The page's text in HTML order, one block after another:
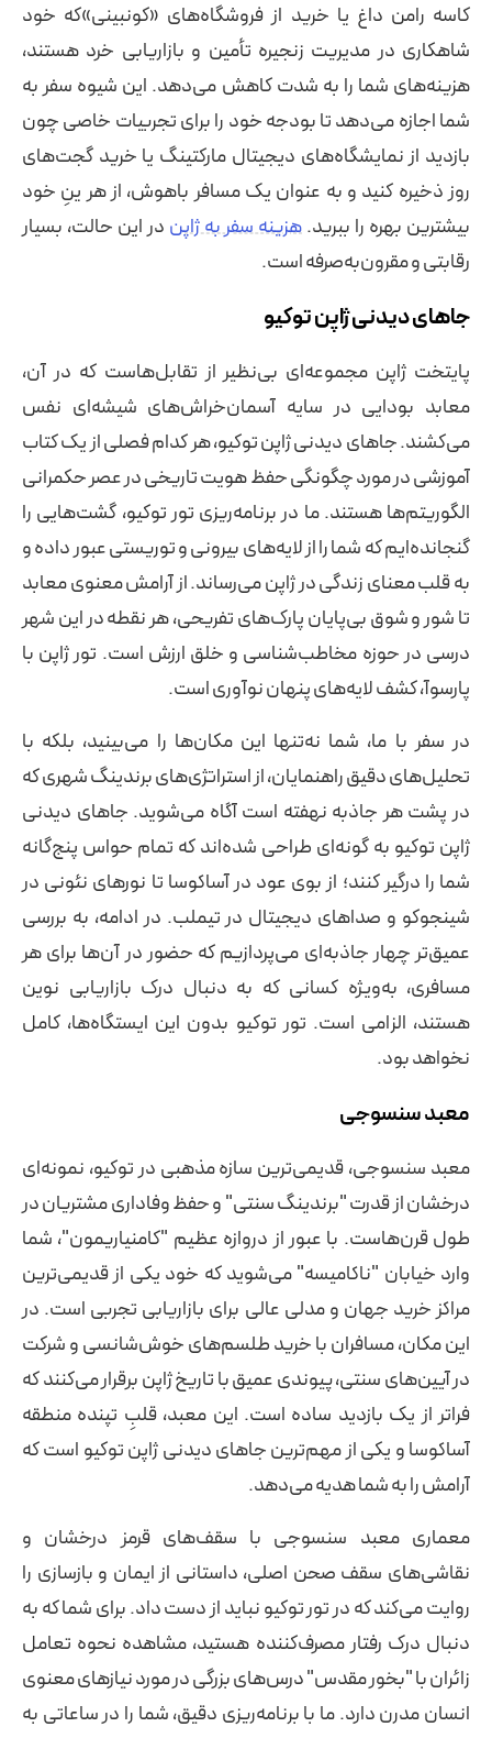
کاسه رامن داغ یا خرید از فروشگاه‌های «کونبینی»که خود
شاهکاری در مدیریت زنجیره تأمین و بازاریابی خرد هستند،
هزینه‌های شما را به شدت کاهش می‌دهد. این شیوه سفر به
شما اجازه می‌دهد تا بودجه خود را برای تجربیات خاصی چون
بازدید از نمایشگاه‌های دیجیتال مارکتینگ یا خرید گجت‌های
روز ذخیره کنید و به عنوان یک مسافر باهوش، از هر ینِ خود
بیشترین بهره را ببرید.هزینه سفر به ژاپن در این حالت، بسیار
رقابتی و مقرون‌به‌صرفه است.
جاهای دیدنی ژاپن توکیو
پایتخت ژاپن مجموعه‌ای بی‌نظیر از تقابل‌هاست که در آن،
معابد بودایی در سایه آسمان‌خراش‌های شیشه‌ای نفس
می‌کشند. جاهای دیدنی ژاپن توکیو، هر کدام فصلی از یک کتاب
آموزشی در مورد چگونگی حفظ هویت تاریخی در عصر حکمرانی
الگوریتم‌ها هستند. ما در برنامه‌ریزی تور توکیو، گشت‌هایی را
گنجانده‌ایم که شما را از لایه‌های بیرونی و توریستی عبور داده و
به قلب معنای زندگی در ژاپن می‌رساند. از آرامش معنوی معابد
تا شور و شوق بی‌پایان پارک‌های تفریحی، هر نقطه در این شهر
درسی در حوزه مخاطب‌شناسی و خلق ارزش است. تور ژاپن با
پارسوآ، کشف لایه‌های پنهان نوآوری است.
در سفر با ما، شما نه‌تنها این مکان‌ها را می‌بینید، بلکه با
تحلیل‌های دقیق راهنمایان، از استراتژی‌های برندینگ شهری که
در پشت هر جاذبه نهفته است آگاه می‌شوید. جاهای دیدنی
ژاپن توکیو به گونه‌ای طراحی شده‌اند که تمام حواس پنج‌گانه
شما را درگیر کنند؛ از بوی عود در آساکوسا تا نورهای نئونی در
شینجوکو و صداهای دیجیتال در تیملب. در ادامه، به بررسی
عمیق‌تر چهار جاذبه‌ای می‌پردازیم که حضور در آن‌ها برای هر
مسافری، به‌ویژه کسانی که به دنبال درک بازاریابی نوین
هستند، الزامی است. تور توکیو بدون این ایستگاه‌ها، کامل
نخواهد بود.
معبد سنسوجی
معبد سنسوجی، قدیمی‌ترین سازه مذهبی در توکیو، نمونه‌ای
درخشان از قدرت "برندینگ سنتی" و حفظ وفاداری مشتریان در
طول قرن‌هاست. با عبور از دروازه عظیم "کامنیاریمون"، شما
وارد خیابان "ناکامیسه" می‌شوید که خود یکی از قدیمی‌ترین
مراکز خرید جهان و مدلی عالی برای بازاریابی تجربی است. در
این مکان، مسافران با خرید طلسم‌های خوش‌شانسی و شرکت
در آیین‌های سنتی، پیوندی عمیق با تاریخ ژاپن برقرار می‌کنند که
فراتر از یک بازدید ساده است. این معبد، قلبِ تپنده منطقه
آساکوسا و یکی از مهم‌ترین جاهای دیدنی ژاپن توکیو است که
آرامش را به شما هدیه می‌دهد.
معماری معبد سنسوجی با سقف‌های قرمز درخشان و
نقاشی‌های سقف صحن اصلی، داستانی از ایمان و بازسازی را
روایت می‌کند که در تور توکیو نباید از دست داد. برای شما که به
دنبال درک رفتار مصرف‌کننده هستید، مشاهده نحوه تعامل
زائران با "بخور مقدس" درس‌های بزرگی در مورد نیازهای معنوی
انسان مدرن دارد. ما با برنامه‌ریزی دقیق، شما را در ساعاتی به